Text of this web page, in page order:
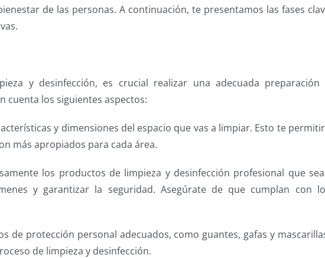
de las personas. A continuación, te presentamos las fases
y desinfección, es crucial realizar una adecuada preparación
cuenta los siguientes aspectos:
y dimensiones del espacio que vas a limpiar. Esto te
más apropiados para cada área.
los productos de limpieza y desinfección profesional que
y garantizar la seguridad. Asegúrate de que cumplan con
de protección personal adecuados, como guantes, gafas y
de limpieza y desinfección.